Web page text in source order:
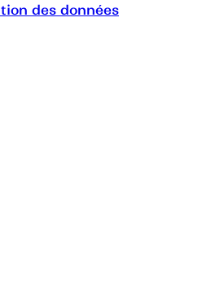
des données